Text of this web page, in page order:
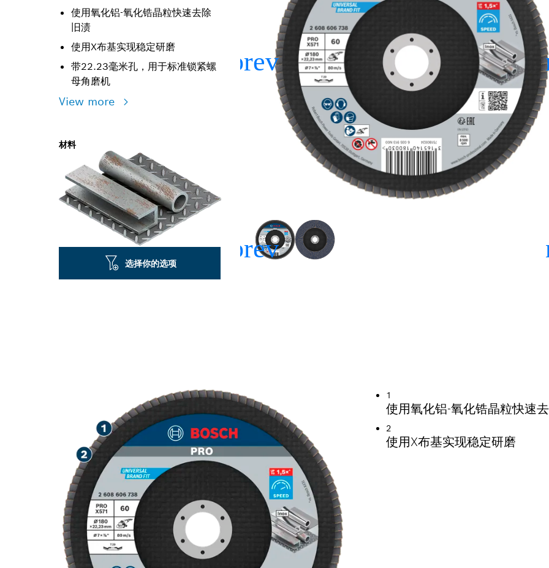
使用氧化铝-氧化锆晶粒快速去除
旧渍
使用X布基实现稳定研磨
带22.23毫米孔，用于标准锁紧螺
母角磨机
View more
材料
选择你的选项
1
使用氧化铝-氧化锆晶粒快速
2
使用X布基实现稳定研磨